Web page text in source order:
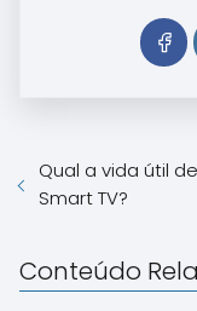
Qual a vida útil
Smart TV?
Conteúdo